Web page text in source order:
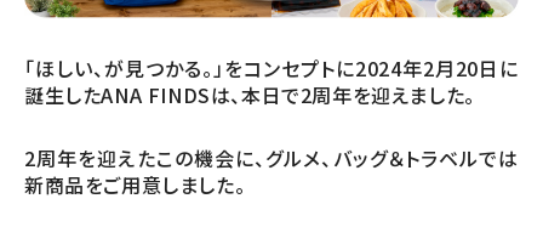
「ほしい、が見つかる。」をコンセプトに2024年2月20日に
誕生したANA FINDSは、本日で2周年を迎えました。
2周年を迎えたこの機会に、グルメ、バッグ＆トラベルでは
新商品をご用意しました。